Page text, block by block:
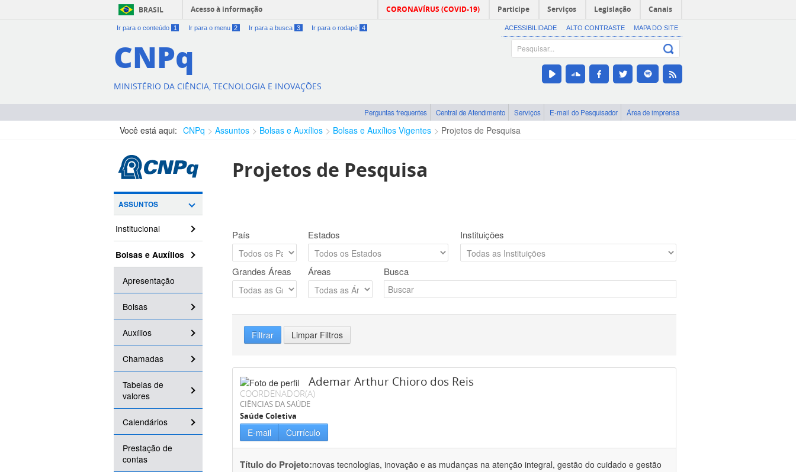
BRASIL Acesso à informação CORONAVÍRUS (COVID-19) Participe Serviços Legislação Canais
Ir para o conteúdo 1 Ir para o menu 2 Ir para a busca 3 Ir para o rodapé 4 ACESSIBILIDADE ALTO CONTRASTE MAPA DO SITE
CNPq
MINISTÉRIO DA CIÊNCIA, TECNOLOGIA E INOVAÇÕES
Perguntas frequentes Central de Atendimento Serviços E-mail do Pesquisador Área de imprensa
Você está aqui: CNPq Assuntos Bolsas e Auxílios Bolsas e Auxílios Vigentes Projetos de Pesquisa
ASSUNTOS
Institucional
Bolsas e Auxílios
Apresentação
Bolsas
Auxílios
Chamadas
Tabelas de
valores
Calendários
Prestação de
contas
Projetos de Pesquisa
País Estados Instituições
Grandes Áreas Áreas Busca
Filtrar Limpar Filtros
Ademar Arthur Chioro dos Reis
COORDENADOR(A)
CIÊNCIAS DA SAÚDE
Saúde Coletiva
E-mail Currículo
Título do Projeto:novas tecnologias, inovação e as mudanças na atenção integral, gestão do cuidado e gestão